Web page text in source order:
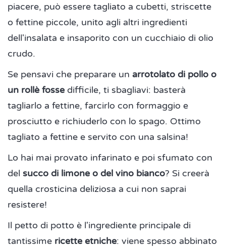
piacere, può essere tagliato a cubetti, striscette
o fettine piccole, unito agli altri ingredienti
dell'insalata e insaporito con un cucchiaio di olio
crudo.
Se pensavi che preparare un arrotolato di pollo o
un rollè fossedifficile, ti sbagliavi: basterà
tagliarlo a fettine, farcirlo con formaggio e
prosciutto e richiuderlo con lo spago. Ottimo
tagliato a fettine e servito con una salsina!
Lo hai mai provato infarinato e poi sfumato con
del succo di limone o del vino bianco? Si creerà
quella crosticina deliziosa a cui non saprai
resistere!
Il petto di potto è l'ingrediente principale di
tantissime ricette etniche: viene spesso abbinato